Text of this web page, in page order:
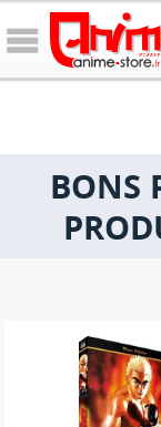
BONS